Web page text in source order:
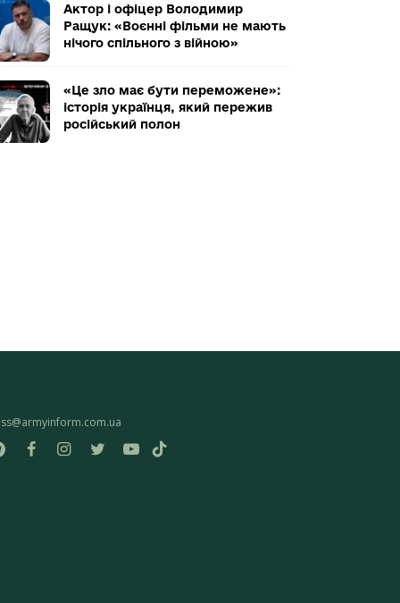
Актор і офіцер Володимир
Ращук: «Воєнні фільми не мають
нічого спільного з війною»
«Це зло має бути переможене»:
історія українця, який пережив
російський полон